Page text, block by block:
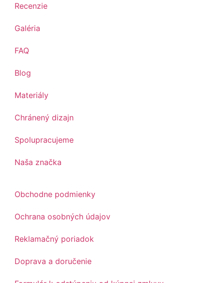
Recenzie
Galéria
FAQ
Blog
Materiály
Chránený dizajn
Spolupracujeme
Naša značka
Obchodne podmienky
Ochrana osobných údajov
Reklamačný poriadok
Doprava a doručenie